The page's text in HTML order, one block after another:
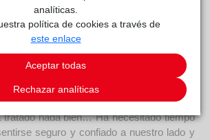
a las personas cuando no las conoce.
Centro, al principio, nos ladraba porque
para él y no sabía nuestras
es muy jovencito ha debido conocer
tratado nada bien… Ha necesitado tiempo
seguro y confiado a nuestro lado y
analíticas.
política de cookies a través de
este enlace
Aceptar todas
Rechazar analíticas